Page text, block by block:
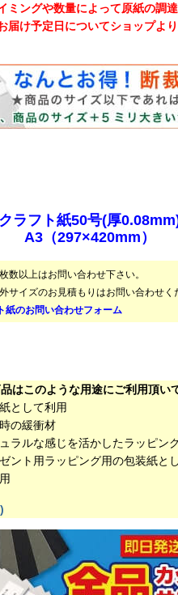
ミングや数量によって原紙の調
届け予定日についてショップよ
クラフト紙50号(厚
A3（297×420mm）
数以上はお問い合わせ下さい。
サイズのお見積もりはお問い合わせく
紙のお問い合わせフォーム
はこのような用途にご利用頂い
として利用
の緩衝材
ラルな感じを活かしたラッピン
ント用ラッピング用の包装紙と